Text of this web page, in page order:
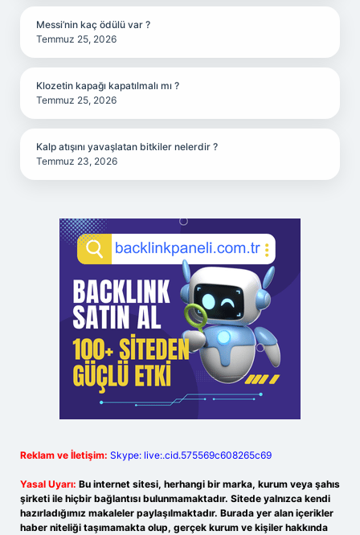
Messi’nin kaç ödülü var ?
Temmuz 25, 2026
Klozetin kapağı kapatılmalı mı ?
Temmuz 25, 2026
Kalp atışını yavaşlatan bitkiler nelerdir ?
Temmuz 23, 2026
Reklam ve İletişim: Skype: live:.cid.575569c608265c69
Yasal Uyarı: Bu internet sitesi, herhangi bir marka, kurum veya şahıs
şirketi ile hiçbir bağlantısı bulunmamaktadır. Sitede yalnızca kendi
hazırladığımız makaleler paylaşılmaktadır. Burada yer alan içerikler
haber niteliği taşımamakta olup, gerçek kurum ve kişiler hakkında